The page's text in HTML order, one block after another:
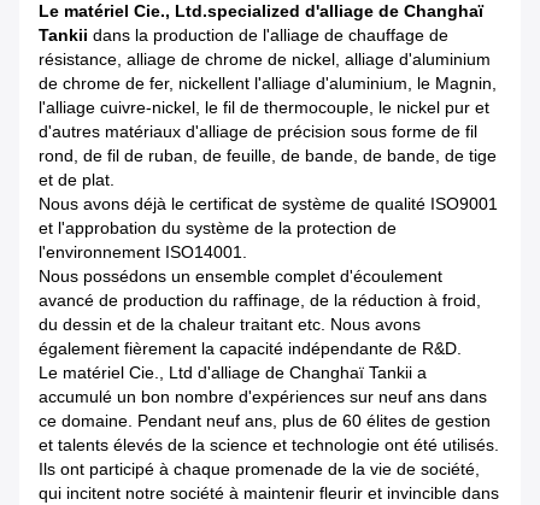
Le matériel Cie., Ltd.specialized d'alliage de Changhaï
Tankii dans la production de l'alliage de chauffage de
résistance, alliage de chrome de nickel, alliage d'aluminium
de chrome de fer, nickellent l'alliage d'aluminium, le Magnin,
l'alliage cuivre-nickel, le fil de thermocouple, le nickel pur et
d'autres matériaux d'alliage de précision sous forme de fil
rond, de fil de ruban, de feuille, de bande, de bande, de tige
et de plat.
Nous avons déjà le certificat de système de qualité ISO9001
et l'approbation du système de la protection de
l'environnement ISO14001.
Nous possédons un ensemble complet d'écoulement
avancé de production du raffinage, de la réduction à froid,
du dessin et de la chaleur traitant etc. Nous avons
également fièrement la capacité indépendante de R&D.
Le matériel Cie., Ltd d'alliage de Changhaï Tankii a
accumulé un bon nombre d'expériences sur neuf ans dans
ce domaine. Pendant neuf ans, plus de 60 élites de gestion
et talents élevés de la science et technologie ont été utilisés.
Ils ont participé à chaque promenade de la vie de société,
qui incitent notre société à maintenir fleurir et invincible dans